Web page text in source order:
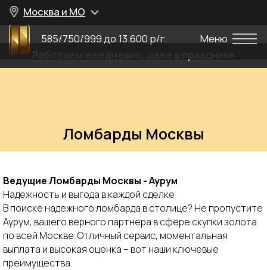
Москва и МО
585/750/999 до 13.600 р/г. Меню
Работаем ежедневно, даже в праздники
Ведущие Ломбарды Москвы - Аурум
Надежность и выгода в каждой сделке
В поиске надежного ломбарда в столице? Не пропустите
Аурум, вашего верного партнера в сфере скупки золота
по всей Москве. Отличный сервис, моментальная
выплата и высокая оценка – вот наши ключевые
преимущества.